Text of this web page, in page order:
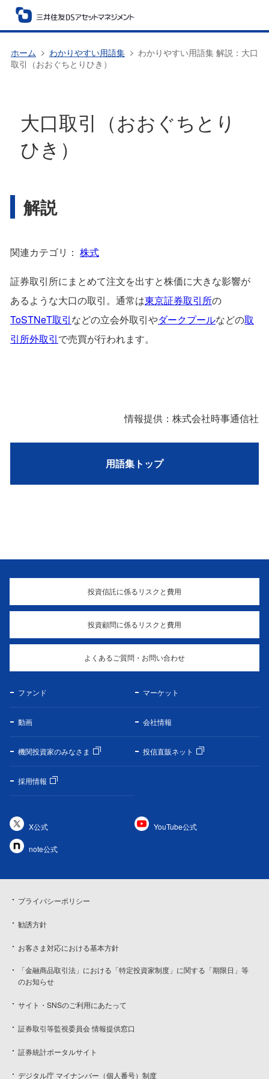
ホーム わかりやすい用語集
わかりやすい用語集 解説：大口
取引（おおぐちとりひき）
大口取引（おおぐちとり
ひき）
解説
関連カテゴリ： 株式
証券取引所にまとめて注文を出すと株価に大きな影響が
あるような大口の取引。通常は東京証券取引所の
ToSTNeT取引などの立会外取引やダークプールなどの取
引所外取引で売買が行われます。
情報提供：株式会社時事通信社
用語集トップ
投資信託に係るリスクと費用
投資顧問に係るリスクと費用
よくあるご質問・お問い合わせ
ファンド マーケット
動画 会社情報
機関投資家のみなさま 投信直販ネット
採用情報
X公式 YouTube公式
note公式
プライバシーポリシー
勧誘方針
お客さま対応における基本方針
「金融商品取引法」における「特定投資家制度」に関する「期限日」等
のお知らせ
サイト・SNSのご利用にあたって
証券取引等監視委員会 情報提供窓口
証券統計ポータルサイト
デジタル庁 マイナンバー（個人番号）制度